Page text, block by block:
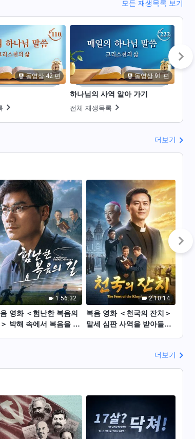
모든 재생목록 보기
동영상 42 편 동영상 91 편
하나님의 사역 알아 가기
전체 재생목록
더보기
1:56:32
영화 ＜험난한 복음의
박해 속에서 복음을 전
2:10:14
복음 영화 ＜천국의 잔치＞
말세 심판 사역을 받아들인
진
더보기